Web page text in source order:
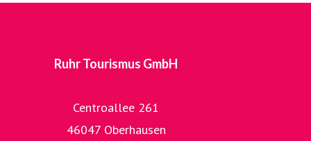
Ruhr Tourismus GmbH
Centroallee 261
46047 Oberhausen